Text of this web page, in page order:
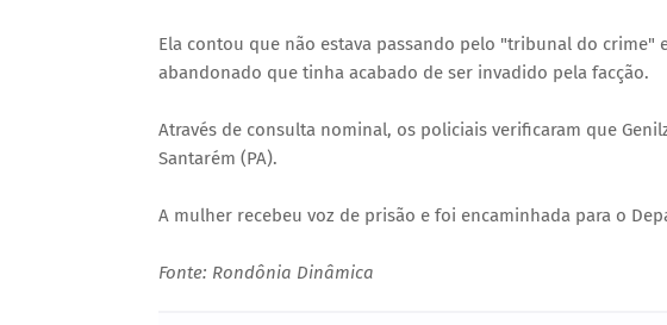
Ela contou que não estava passando pelo "tribunal do crime"
abandonado que tinha acabado de ser invadido pela facção.
Através de consulta nominal, os policiais verificaram que
Santarém (PA).
A mulher recebeu voz de prisão e foi encaminhada para o
Fonte: Rondônia Dinâmica